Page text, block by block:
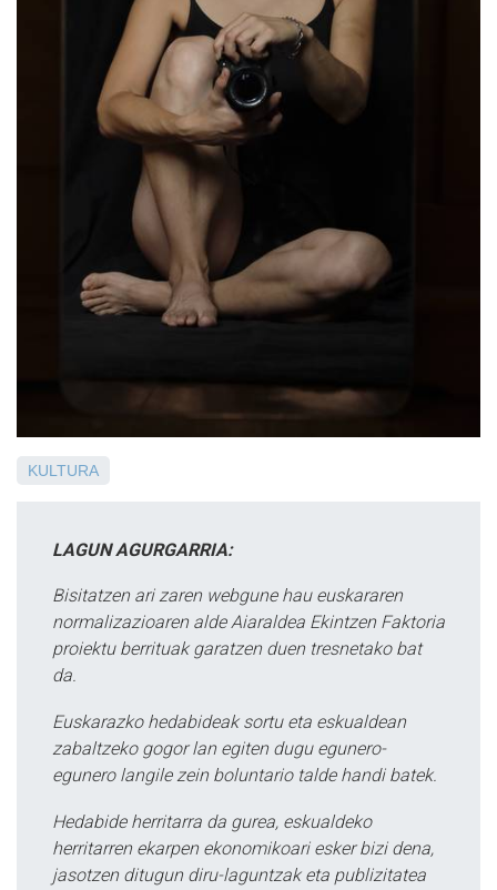
KULTURA
LAGUN AGURGARRIA:
Bisitatzen ari zaren webgune hau euskararen
normalizazioaren alde Aiaraldea Ekintzen Faktoria
proiektu berrituak garatzen duen tresnetako bat
da.
Euskarazko hedabideak sortu eta eskualdean
zabaltzeko gogor lan egiten dugu egunero-
egunero langile zein boluntario talde handi batek.
Hedabide herritarra da gurea, eskualdeko
herritarren ekarpen ekonomikoari esker bizi dena,
jasotzen ditugun diru-laguntzak eta publizitatea